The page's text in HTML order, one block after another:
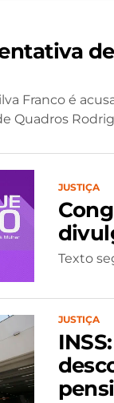
Franco é
Quadros
JUSTIÇA
Texto
JUSTIÇA